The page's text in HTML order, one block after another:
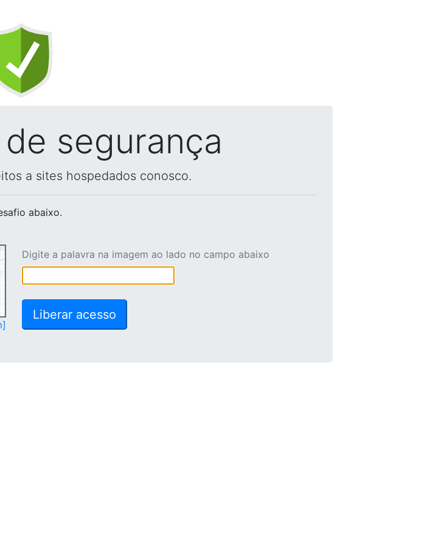
segurança
a sites hospedados conosco.
abaixo.
Digite a palavra na imagem ao lado no campo abaixo